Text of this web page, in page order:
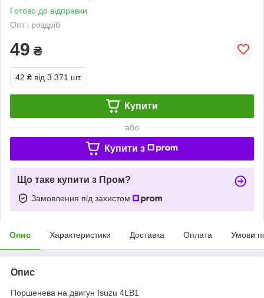
Готово до відправки
Опт і роздріб
49 ₴
42 ₴ від 3.371 шт.
Купити
або
Купити з
Що таке купити з Пром?
Замовлення під захистом
Опис Характеристики Доставка Оплата Умови
Опис
Поршенева на двигун Isuzu 4LB1